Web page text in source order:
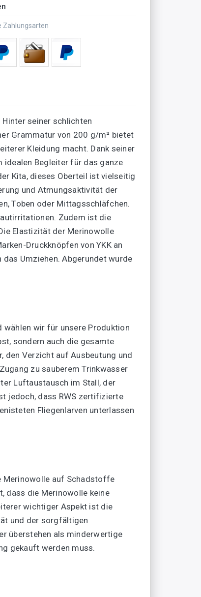
Zahlungsarten
Hinter seiner schlichten
Grammatur von 200 g/m² bietet
Kleidung macht. Dank seiner
idealen Begleiter für das ganze
Kita, dieses Oberteil ist vielseitig
und Atmungsaktivität der
Toben oder Mittagsschläfchen.
Zudem ist die
Elastizität der Merinowolle
Druckknöpfen von YKK an
Umziehen. Abgerundet wurde
wählen wir für unsere Produktion
sondern auch die gesamte
den Verzicht auf Ausbeutung und
zu sauberem Trinkwasser
Luftaustausch im Stall, der
jedoch, dass RWS zertifizierte
Fliegenlarven unterlassen
Merinowolle auf Schadstoffe
dass die Merinowolle keine
wichtiger Aspekt ist die
und der sorgfältigen
überstehen als minderwertige
gekauft werden muss.